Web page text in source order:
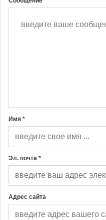
Имя *
Эл. почта *
Адрес сайта